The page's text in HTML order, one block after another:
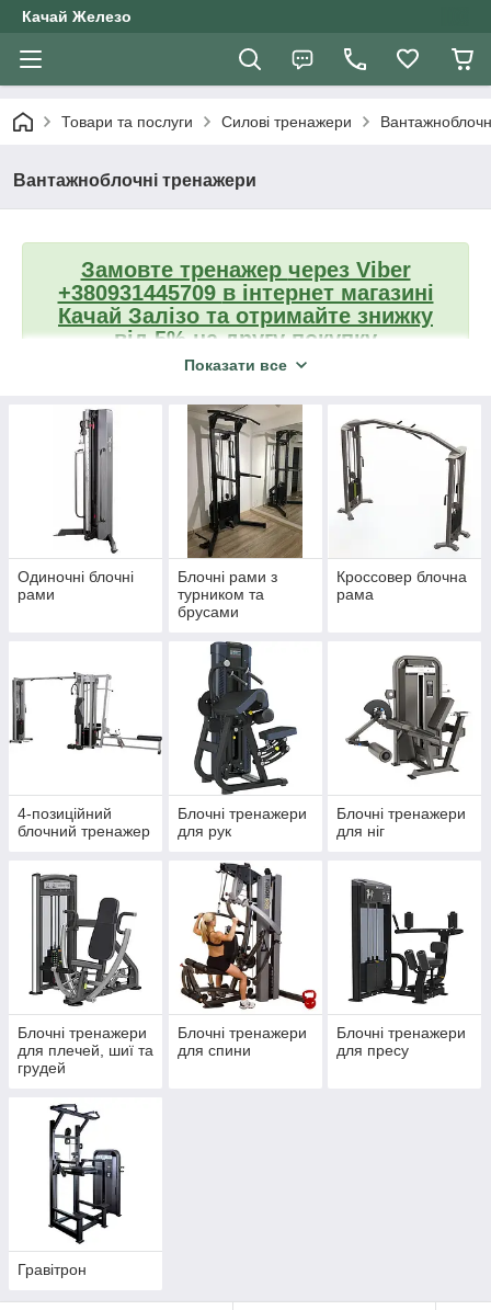
Качай Железо
Товари та послуги Силові тренажери
Вантажноблочні тренажери
Замовте тренажер через Viber
+380931445709 в інтернет магазині
Качай Залізо та отримайте знижку
від 5% на другу покупку
Тренажери на вільних вагах
Силові рами
Силові станції
Машини Смитта
Рукоятки для тренажерів
Столи для армрестлінгу
Обладнання для функціонального
Лямки для ніг та рук для тренажерів
Петлі підвісні для пресу
Повернутися на головну
Показати все
Одиночні блочні
рами
Блочні рами з
турником та
брусами
Кроссовер блочна
рама
4-позиційний
блочний тренажер
Блочні тренажери
для рук
Блочні тренажери
для ніг
Блочні тренажери
для плечей, шиї та
грудей
Блочні тренажери
для спини
Блочні тренажери
для пресу
Гравітрон